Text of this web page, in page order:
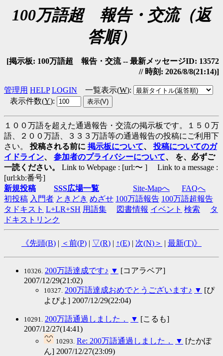
100万語超 報告・交流（返
答順）
[掲示板: 100万語超 報告・交流 -- 最新メッセージID: 13572
// 時刻: 2026/8/8(21:14)]
管理用 HELP LOGIN 一覧表示(W):
表示件数(Y):
１００万語を超えた通過報告・交流の掲示板です。１５０万
語、２００万語、３３３万語等の通過報告の投稿にご利用下
さい。 投稿される前に 掲示板について、 投稿についてのガ
イドライン、 参加者のプライバシーについて、 を、必ずご
一読ください。
Link to Webpage : [url:〜 ] Link to a message :
[url:kb:番号]
新規投稿
SSS広場一覧 Site-Mapへ
FAQへ
初投稿 入門者 ときどき めざせ 100万語報告 100万語超報告
タドキスト L+LR+SH 用語集 図書情報 イベント 検索
タ
ドキストリンク
《先頭(B) | ＜前(P) | ▽(R) | ↑(E) | 次(N)＞ | 最新(T)》
10326. 200万語達成です♪ ▼ [コアラベア]
2007/12/29(21:02)
10327. 200万語達成おめでとうございます♪ ▼ [ぴ
よぴよ] 2007/12/29(22:04)
10291. 200万語通過しました． ▼ [こるも]
2007/12/27(14:41)
10293. Re: 200万語通過しました． ▼ [たかぽ
ん] 2007/12/27(23:09)